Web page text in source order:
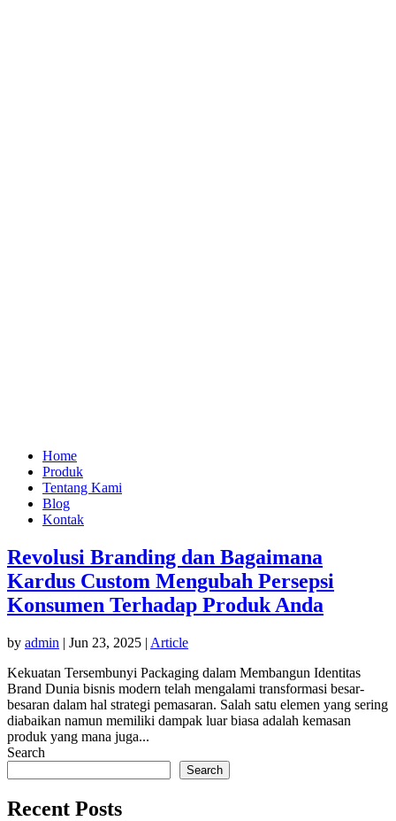
Home
Produk
Tentang Kami
Blog
Kontak
Revolusi Branding dan Bagaimana
Kardus Custom Mengubah Persepsi
Konsumen Terhadap Produk Anda
by admin | Jun 23, 2025 | Article
Kekuatan Tersembunyi Packaging dalam Membangun Identitas
Brand Dunia bisnis modern telah mengalami transformasi besar-
besaran dalam hal strategi pemasaran. Salah satu elemen yang sering
diabaikan namun memiliki dampak luar biasa adalah kemasan
produk yang mana juga...
Search
Search
Recent Posts